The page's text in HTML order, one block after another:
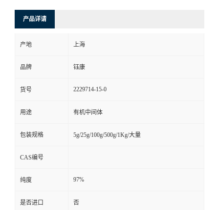
产品详请
产地 上海
品牌 钰康
货号 2229714-15-0
用途 有机中间体
包装规格 5g/25g/100g/500g/1Kg/大量
CAS编号
纯度 97%
是否进口 否